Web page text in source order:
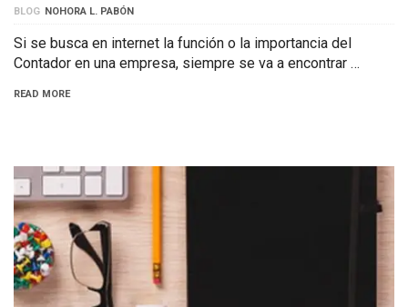
BLOG NOHORA L. PABÓN
Si se busca en internet la función o la importancia del
Contador en una empresa, siempre se va a encontrar …
READ MORE